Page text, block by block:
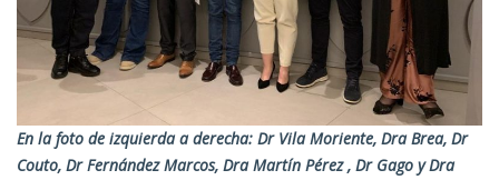
En la foto de izquierda a derecha: Dr Vila Moriente, DraBrea, Dr
Couto, Dr Fernández Marcos, DraMartín Pérez , Dr Gago yDra